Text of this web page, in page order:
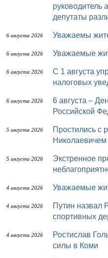
руководитель
депутаты
6 августа 2026 Уважаемы
6 августа 2026 Уважаемые
6 августа 2026
С 1 августа упрощается порядок получения
налоговых
6 августа 2026
6 августа – День железнодорожных войск
Российской
5 августа 2026
Простились с рядовым Александром
5 августа 2026
Экстренное предупреждение о
4 августа 2026 Уважаемые
4 августа 2026
Путин назвал Россию одной из ведущих
спортивных
4 августа 2026
Ростислав Гольдштейн назвал своё место
силы в Коми